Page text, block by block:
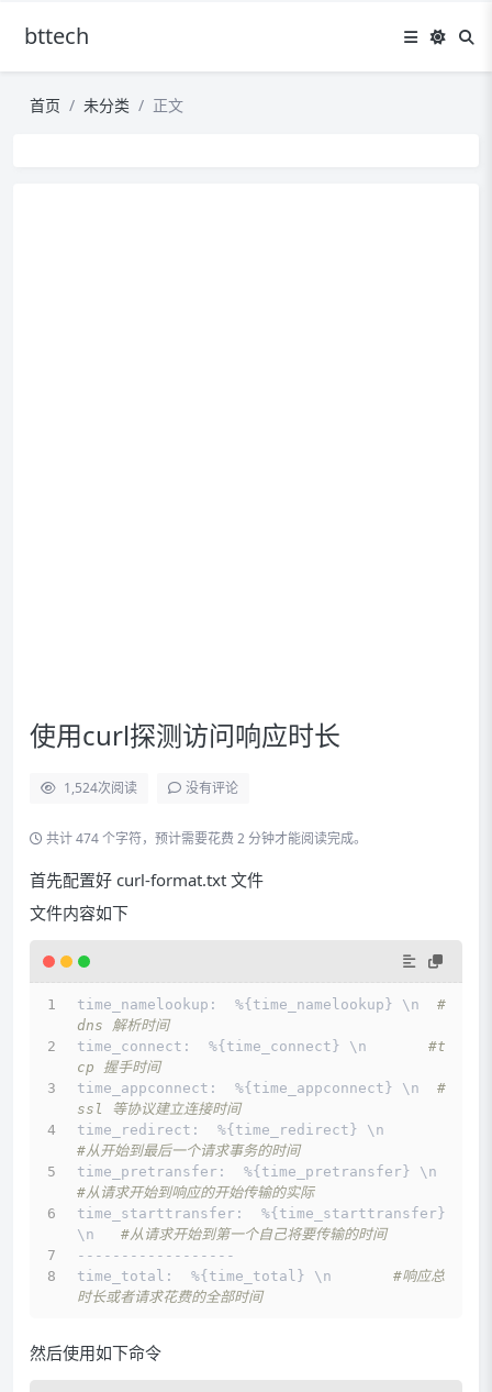
bttech
首页 未分类 正文
使用curl探测访问响应时长
1,524次阅读 没有评论
共计 474 个字符，预计需要花费 2 分钟才能阅读完成。
首先配置好 curl-format.txt 文件
文件内容如下
time_namelookup:  %{time_namelookup} \n #
dns 解析时间
time_connect:  %{time_connect} \n #t
cp 握手时间
time_appconnect:  %{time_appconnect} \n #
ssl 等协议建立连接时间
#从开始到最后一个请求事务的时间
#从请求开始到响应的开始传输的实际
time_starttransfer:  %{time_starttransfer}
\n #从请求开始到第一个自己将要传输的时间
------------------
time_total:  %{time_total} \n #响应总
时长或者请求花费的全部时间
然后使用如下命令